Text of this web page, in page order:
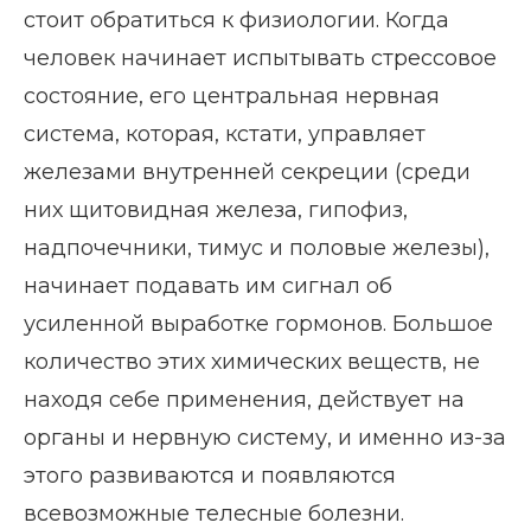
стоит обратиться к физиологии. Когда
человек начинает испытывать стрессовое
состояние, его центральная нервная
система, которая, кстати, управляет
железами внутренней секреции (среди
них щитовидная железа, гипофиз,
надпочечники, тимус и половые железы),
начинает подавать им сигнал об
усиленной выработке гормонов. Большое
количество этих химических веществ, не
находя себе применения, действует на
органы и нервную систему, и именно из-за
этого развиваются и появляются
всевозможные телесные болезни.